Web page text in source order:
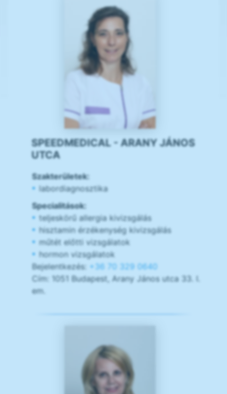
SPEEDMEDICAL - ARANY JÁNOS
UTCA
Szakterületek:
labordiagnosztika
Specialitások:
teljeskörű allergia kivizsgálás
hisztamin érzékenység kivizsgálás
műtét előtti vizsgálatok
hormon vizsgálatok
Bejelentkezés: +36 70 329 0640
Cím: 1051 Budapest, Arany János utca 33. I.
em.